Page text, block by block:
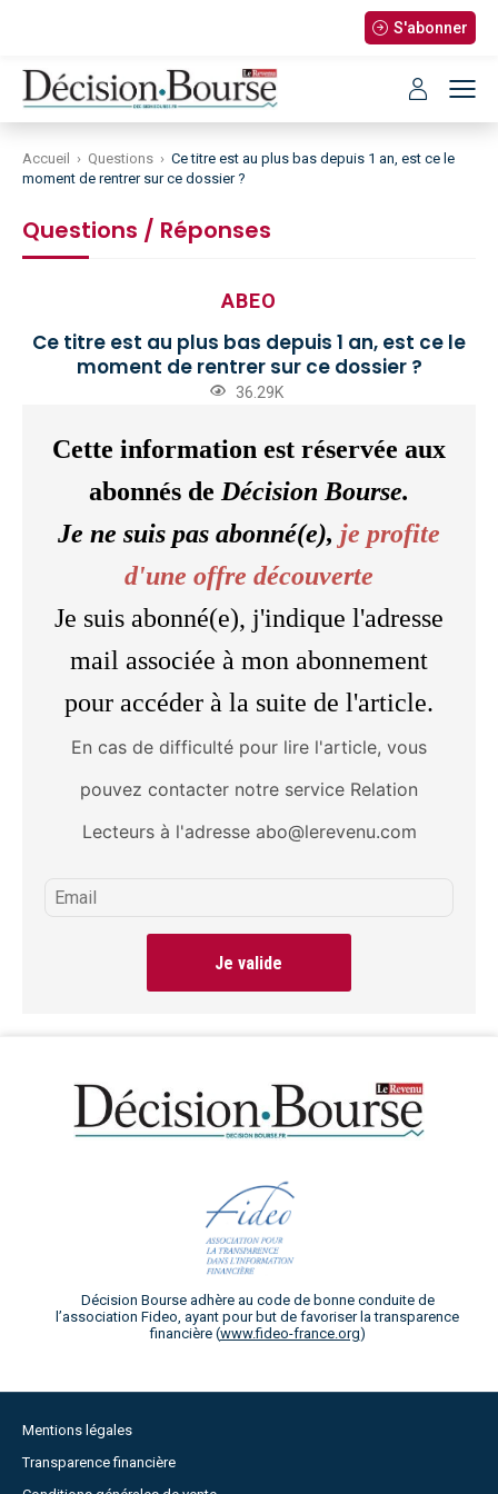
S'abonner
Accueil › Questions › Ce titre est au plus bas depuis 1 an, est ce le
moment de rentrer sur ce dossier ?
Questions / Réponses
ABEO
Ce titre est au plus bas depuis 1 an, est ce le
moment de rentrer sur ce dossier ?
36.29K
Cette information est réservée aux
abonnés de Décision Bourse.
Je ne suis pas abonné(e), je profite
d'une offre découverte
Je suis abonné(e), j'indique l'adresse
mail associée à mon abonnement
pour accéder à la suite de l'article.
En cas de difficulté pour lire l'article, vous
pouvez contacter notre service Relation
Lecteurs à l'adresse abo@lerevenu.com
Je valide
Décision Bourse adhère au code de bonne conduite de
l’association Fideo, ayant pour but de favoriser la transparence
financière (www.fideo-france.org)
Mentions légales
Transparence financière